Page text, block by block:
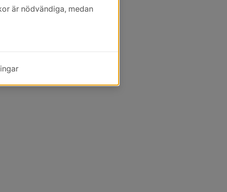
är nödvändiga, medan